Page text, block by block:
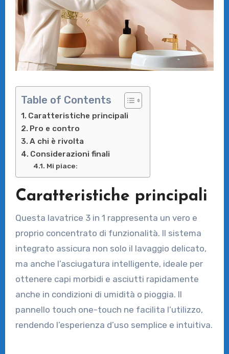
Table of Contents
Caratteristiche principali
Pro e contro
A chi è rivolta
Considerazioni finali
Mi piace:
Caratteristiche principali
Questa lavatrice 3 in 1 rappresenta un vero e
proprio concentrato di funzionalità. Il sistema
integrato assicura non solo il lavaggio delicato,
ma anche l’asciugatura intelligente, ideale per
ottenere capi morbidi e asciutti rapidamente
anche in condizioni di umidità o pioggia. Il
pannello touch one-touch ne facilita l’utilizzo,
rendendo l’esperienza d’uso semplice e intuitiva.